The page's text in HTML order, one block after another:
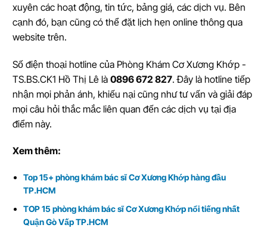
xuyên các hoạt động, tin tức, bảng giá, các dịch vụ. Bên
cạnh đó, bạn cũng có thể đặt lịch hẹn online thông qua
website trên.
Số điện thoại hotline của Phòng Khám Cơ Xương Khớp -
TS.BS.CK1 Hồ Thị Lê là 0896 672 827. Đây là hotline tiếp
nhận mọi phản ánh, khiếu nại cũng như tư vấn và giải đáp
mọi câu hỏi thắc mắc liên quan đến các dịch vụ tại địa
điểm này.
Xem thêm:
Top 15+ phòng khám bác sĩ Cơ Xương Khớp hàng đầu
TP.HCM
TOP 15 phòng khám bác sĩ Cơ Xương Khớp nổi tiếng nhất
Quận Gò Vấp TP.HCM